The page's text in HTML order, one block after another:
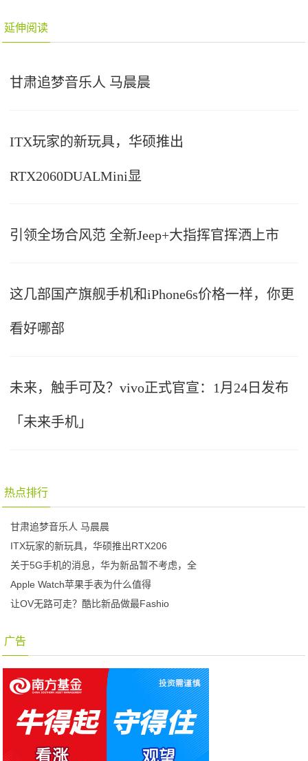
延伸阅读
甘肃追梦音乐人 马晨晨
ITX玩家的新玩具，华硕推出
RTX2060DUALMini显
引领全场合风范 全新Jeep+大指挥官挥洒上市
这几部国产旗舰手机和iPhone6s价格一样，你更
看好哪部
未来，触手可及？vivo正式官宣：1月24日发布
「未来手机」
热点排行
甘肃追梦音乐人 马晨晨
ITX玩家的新玩具，华硕推出RTX206
关于5G手机的消息，华为新品暂不考虑，全
Apple Watch苹果手表为什么值得
让OV无路可走？酷比新品做最Fashio
广告